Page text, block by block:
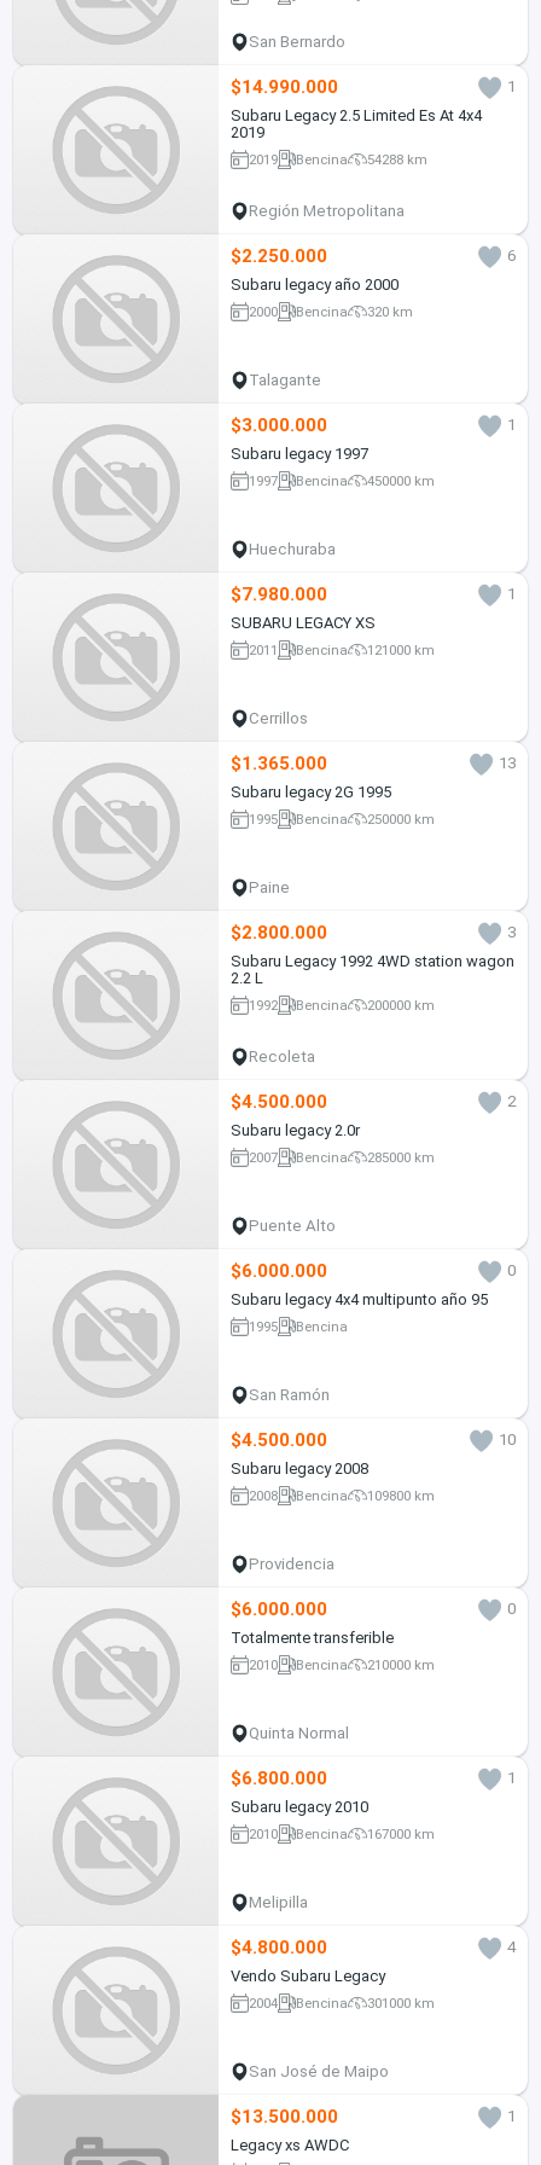
San Bernardo
$14.990.000
1
Subaru Legacy 2.5 Limited Es At 4x4
2019
2019 Bencina 54288 km
Región Metropolitana
$2.250.000
6
Subaru legacy año 2000
2000 Bencina 320 km
Talagante
$3.000.000
1
Subaru legacy 1997
1997 Bencina 450000 km
Huechuraba
$7.980.000
1
SUBARU LEGACY XS
2011 Bencina 121000 km
Cerrillos
$1.365.000
13
Subaru legacy 2G 1995
1995 Bencina 250000 km
Paine
$2.800.000
3
Subaru Legacy 1992 4WD station wagon
2.2 L
1992 Bencina 200000 km
Recoleta
$4.500.000
2
Subaru legacy 2.0r
2007 Bencina 285000 km
Puente Alto
$6.000.000
0
Subaru legacy 4x4 multipunto año 95
1995 Bencina
San Ramón
$4.500.000
10
Subaru legacy 2008
2008 Bencina 109800 km
Providencia
$6.000.000
0
Totalmente transferible
2010 Bencina 210000 km
Quinta Normal
$6.800.000
1
Subaru legacy 2010
2010 Bencina 167000 km
Melipilla
$4.800.000
4
Vendo Subaru Legacy
2004 Bencina 301000 km
San José de Maipo
$13.500.000
1
Legacy xs AWDC